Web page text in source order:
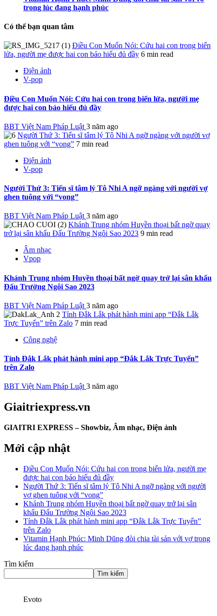
trong lúc đang hạnh phúc
Có thể bạn quan tâm
Điều Con Muốn Nói: Cứu hai con trong biển
lửa, người mẹ được hai con báo hiếu đủ đầy 6 min read
Điện ảnh
V-pop
Điều Con Muốn Nói: Cứu hai con trong biển lửa, người mẹ
được hai con báo hiếu đủ đầy
BBT Việt Nam Pháp Luật 3 năm ago
Người Thứ 3: Tiến sĩ tâm lý Tô Nhi A ngỡ ngàng với người vợ
ghen tuông với “vong” 7 min read
Điện ảnh
V-pop
Người Thứ 3: Tiến sĩ tâm lý Tô Nhi A ngỡ ngàng với người vợ
ghen tuông với “vong”
BBT Việt Nam Pháp Luật3 năm ago
Khánh Trung nhóm Huyền thoại bất ngờ quay
trở lại sân khấu Đấu Trường Ngôi Sao 2023 9 min read
Âm nhạc
Vpop
Khánh Trung nhóm Huyền thoại bất ngờ quay trở lại sân khấu
Đấu Trường Ngôi Sao 2023
BBT Việt Nam Pháp Luật 3 năm ago
Tỉnh Đắk Lắk phát hành mini app “Đắk Lắk
Trực Tuyến” trên Zalo 7 min read
Công nghệ
Tỉnh Đắk Lắk phát hành mini app “Đắk Lắk Trực Tuyến”
trên Zalo
BBT Việt Nam Pháp Luật3 năm ago
Giaitriexpress.vn
GIAITRI EXPRESS – Showbiz, Âm nhạc, Điện ảnh
Mới cập nhật
Điều Con Muốn Nói: Cứu hai con trong biển lửa, người mẹ
được hai con báo hiếu đủ đầy
Người Thứ 3: Tiến sĩ tâm lý Tô Nhi A ngỡ ngàng với người
vợ ghen tuông với “vong”
Khánh Trung nhóm Huyền thoại bất ngờ quay trở lại sân
khấu Đấu Trường Ngôi Sao 2023
Tỉnh Đắk Lắk phát hành mini app “Đắk Lắk Trực Tuyến”
trên Zalo
Vitamin Hạnh Phúc: Minh Dũng đòi chia tài sản với vợ trong
lúc đang hạnh phúc
Tìm kiếm
Tìm kiếm
Evoto